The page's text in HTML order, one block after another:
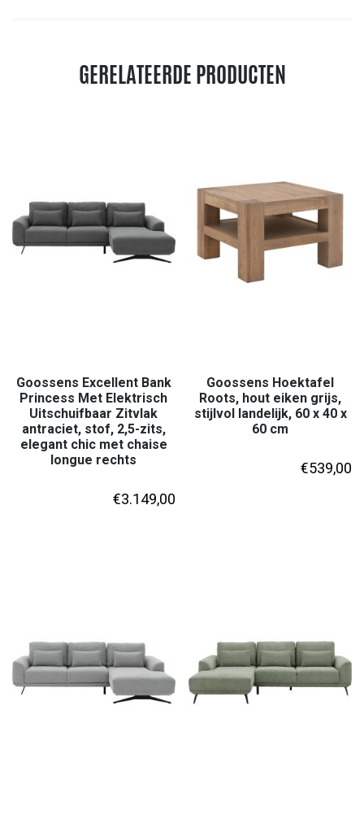
GERELATEERDE PRODUCTEN
Goossens Excellent Bank
Princess Met Elektrisch
Uitschuifbaar Zitvlak
antraciet, stof, 2,5-zits,
elegant chic met chaise
longue rechts
€3.149,00
Goossens Hoektafel
Roots, hout eiken grijs,
stijlvol landelijk, 60 x 40 x
60 cm
€539,00